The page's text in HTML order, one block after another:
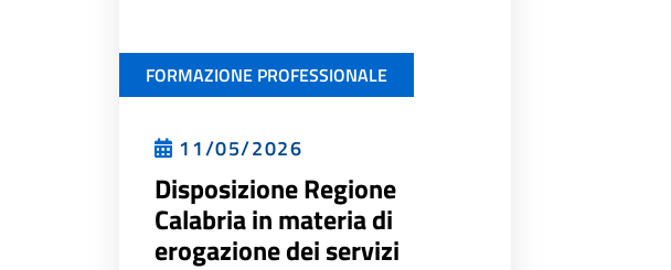
FORMAZIONE PROFESSIONALE
11/05/2026
Disposizione Regione
Calabria in materia di
erogazione dei servizi